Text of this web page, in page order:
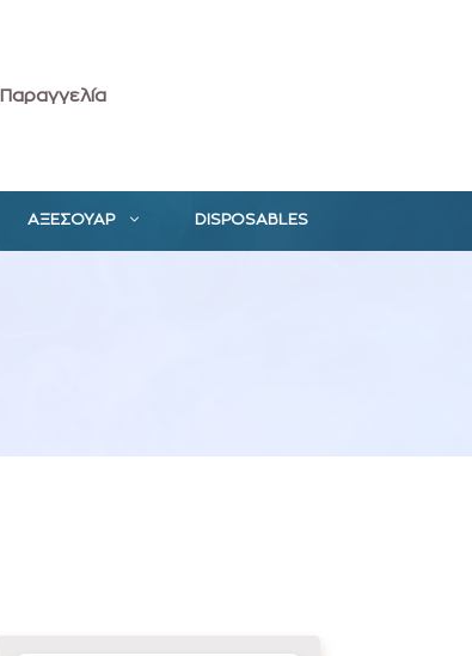
Παραγγελία
ΑΞΕΣΟΥΑΡ DISPOSABLES